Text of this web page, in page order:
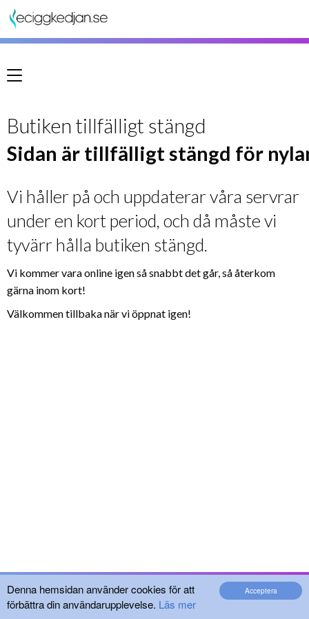
Acceptera
Denna hemsidan använder cookies för att
förbättra din användarupplevelse. Läs mer
Meny
Butiken tillfälligt stängd
Sidan är tillfälligt stängd för
Vi håller på och uppdaterar våra servrar
under en kort period, och då måste vi
tyvärr hålla butiken stängd.
Vi kommer vara online igen så snabbt det går, så återkom
gärna inom kort!
Välkommen tillbaka när vi öppnat igen!